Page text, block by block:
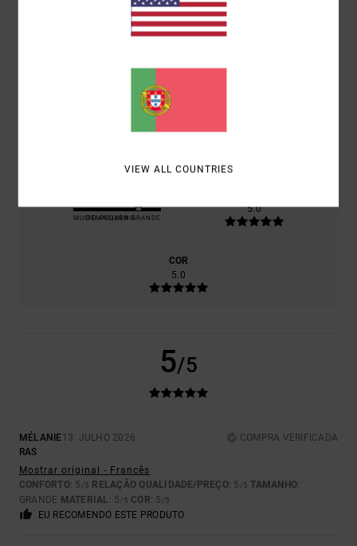
100% DOS NOSSOS CLIENTES RECOMENDAM ESTE
PRODUTO
MUITO PEQUENO
DEMASIADO GRANDE
5.0
COR
5.0
5/5
MÉLANIE13. JULHO 2026
COMPRA VERIFICADA
RAS
Mostrar original - Francês
CONFORTO: 5 /5 RELAÇÃO QUALIDADE/PREÇO: 5 /5 TAMANHO:
GRANDE MATERIAL : 5/5 COR: 5 /5
EU RECOMENDO ESTE PRODUTO
VIEW ALL COUNTRIES